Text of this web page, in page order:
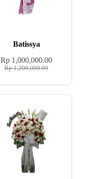
Batissya
Rp1,200,000.00
Rp 1,000,000.00